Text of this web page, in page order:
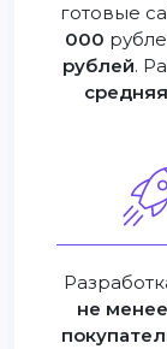
готовые
000
рублей.
не